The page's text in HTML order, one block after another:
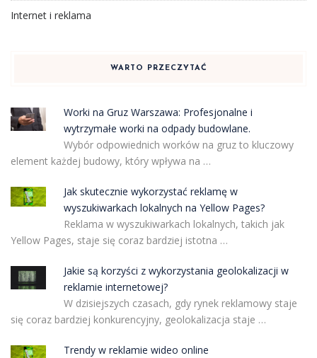
Internet i reklama
WARTO PRZECZYTAĆ
Worki na Gruz Warszawa: Profesjonalne i
wytrzymałe worki na odpady budowlane.
Wybór odpowiednich worków na gruz to kluczowy
element każdej budowy, który wpływa na …
Jak skutecznie wykorzystać reklamę w
wyszukiwarkach lokalnych na Yellow Pages?
Reklama w wyszukiwarkach lokalnych, takich jak
Yellow Pages, staje się coraz bardziej istotna …
Jakie są korzyści z wykorzystania geolokalizacji w
reklamie internetowej?
W dzisiejszych czasach, gdy rynek reklamowy staje
się coraz bardziej konkurencyjny, geolokalizacja staje …
Trendy w reklamie wideo online